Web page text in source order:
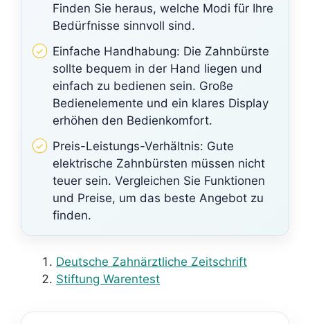
Finden Sie heraus, welche Modi für Ihre
Bedürfnisse sinnvoll sind.
Einfache Handhabung: Die Zahnbürste
sollte bequem in der Hand liegen und
einfach zu bedienen sein. Große
Bedienelemente und ein klares Display
erhöhen den Bedienkomfort.
Preis-Leistungs-Verhältnis: Gute
elektrische Zahnbürsten müssen nicht
teuer sein. Vergleichen Sie Funktionen
und Preise, um das beste Angebot zu
finden.
Deutsche Zahnärztliche Zeitschrift
Stiftung Warentest